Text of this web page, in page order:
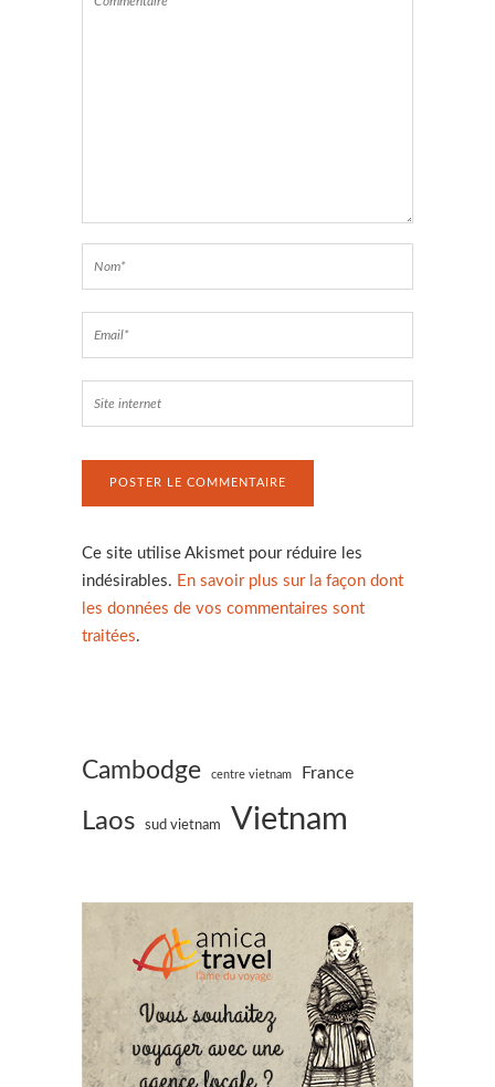
Ce site utilise Akismet pour réduire les
indésirables. En savoir plus sur la façon dont
les données de vos commentaires sont
traitées.
Cambodge centre vietnam France
Laos sud vietnam Vietnam